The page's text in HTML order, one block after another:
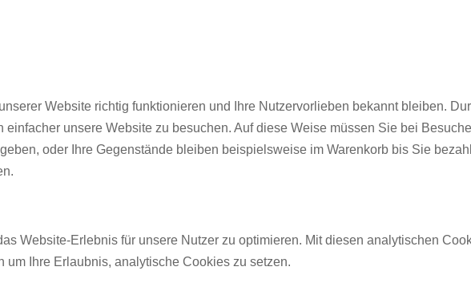
Website richtig funktionieren und Ihre Nutzervorlieben bekannt bleiben.
unsere Website zu besuchen. Auf diese Weise müssen Sie bei
oder Ihre Gegenstände bleiben beispielsweise im Warenkorb bis Sie
Website-Erlebnis für unsere Nutzer zu optimieren. Mit diesen analytischen
um Ihre Erlaubnis, analytische Cookies zu setzen.